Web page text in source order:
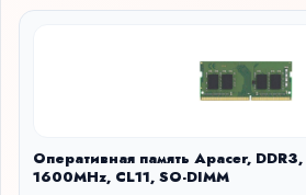
Оперативная память Apacer,
1600MHz, CL11, SO-DIMM